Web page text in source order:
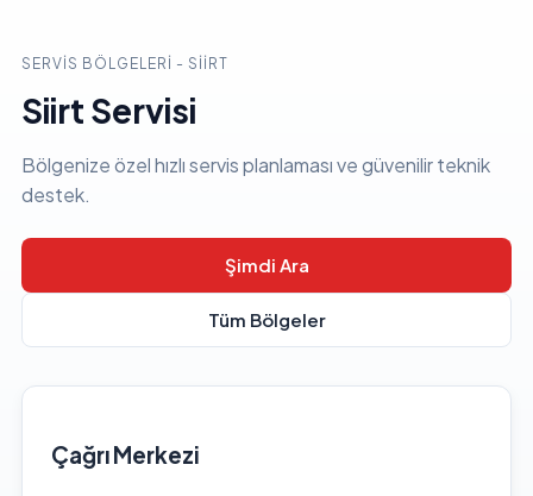
SERVIS BÖLGELERI - SIIRT
Siirt Servisi
Bölgenize özel hızlı servis planlaması ve güvenilir teknik
destek.
Şimdi Ara
Tüm Bölgeler
Çağrı Merkezi